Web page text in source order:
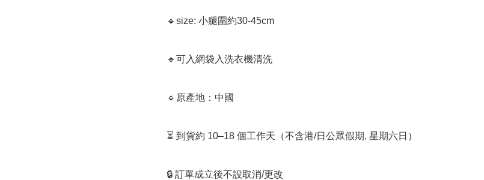
🔹size: 小腿圍約30-45cm
🔹可入網袋入洗衣機清洗
🔹原產地：中國
⏳ 到貨約 10–18 個工作天（不含港/日公眾假期, 星期六日）
🔒 訂單成立後不設取消/更改